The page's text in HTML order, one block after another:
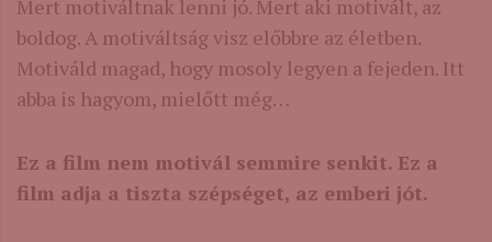
Mert motiváltnak lenni jó. Mert aki motivált, az
boldog. A motiváltság visz előbbre az életben.
Motiváld magad, hogy mosoly legyen a fejeden. Itt
abba is hagyom, mielőtt még…
Ez a film nem motivál semmire senkit. Ez a
film adja a tiszta szépséget, az emberi jót.